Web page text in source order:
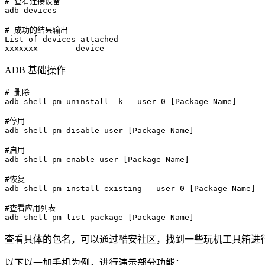
adb devices
# 成功的结果输出
List of devices attached
ADB 基础操作
# 删除
adb shell pm uninstall -k --user 0 [Package Name]
#停用
adb shell pm disable-user [Package Name]
#启用
adb shell pm enable-user [Package Name]
#恢复
adb shell pm install-existing --user 0 [Package Name]
#查看应用列表
查看具体的包名，可以通过酷安社区，找到一些玩机工具箱进
以下以一加手机为例，进行演示部分功能：